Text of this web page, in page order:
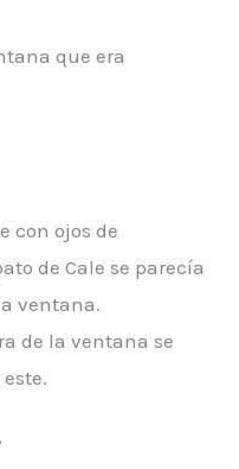
que era
con ojos de
de Cale se parecía
ventana.
de la ventana se